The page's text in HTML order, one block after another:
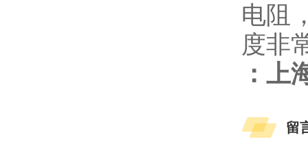
电阻
度非
：上
留